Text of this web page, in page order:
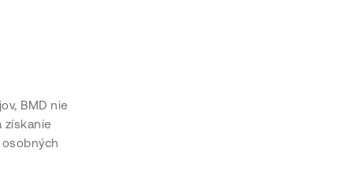
BMD nie
získanie